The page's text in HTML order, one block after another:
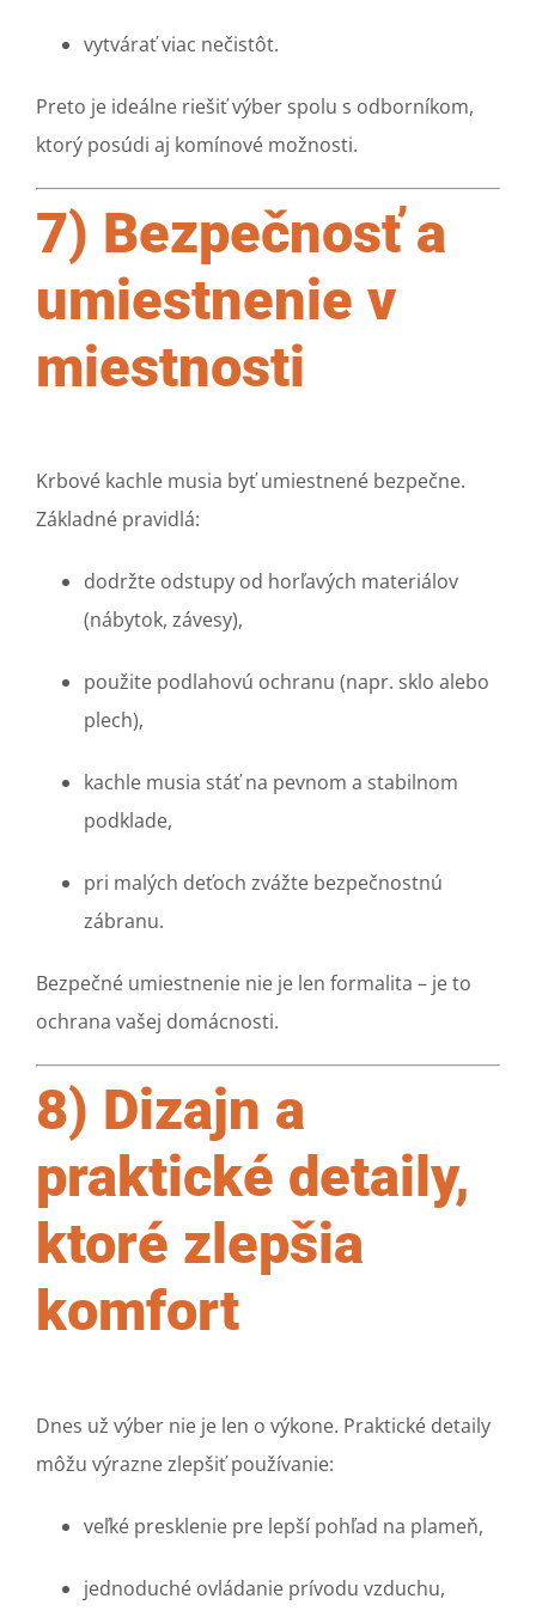
vytvárať viac nečistôt.
Preto je ideálne riešiť výber spolu s odborníkom,
ktorý posúdi aj komínové možnosti.
7) Bezpečnosť a
umiestnenie v
miestnosti
Krbové kachle musia byť umiestnené bezpečne.
Základné pravidlá:
dodržte odstupy od horľavých materiálov
(nábytok, závesy),
použite podlahovú ochranu (napr. sklo alebo
plech),
kachle musia stáť na pevnom a stabilnom
podklade,
pri malých deťoch zvážte bezpečnostnú
zábranu.
Bezpečné umiestnenie nie je len formalita – je to
ochrana vašej domácnosti.
8) Dizajn a
praktické detaily,
ktoré zlepšia
komfort
Dnes už výber nie je len o výkone. Praktické detaily
môžu výrazne zlepšiť používanie:
veľké presklenie pre lepší pohľad na plameň,
jednoduché ovládanie prívodu vzduchu,